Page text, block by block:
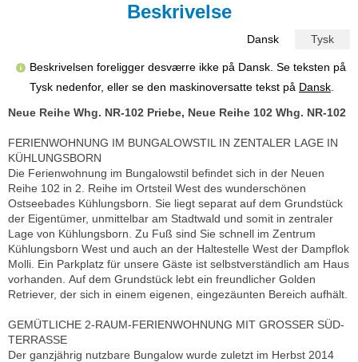
Beskrivelse
Dansk Tysk
Beskrivelsen foreligger desværre ikke på Dansk. Se teksten på
Tysk nedenfor, eller se den maskinoversatte tekst på Dansk
Neue Reihe Whg. NR-102 Priebe, Neue Reihe 102 Whg. NR-102
FERIENWOHNUNG IM BUNGALOWSTIL IN ZENTALER LAGE IN
KÜHLUNGSBORN
Die Ferienwohnung im Bungalowstil befindet sich in der Neuen
Reihe 102 in 2. Reihe im Ortsteil West des wunderschönen
Ostseebades Kühlungsborn. Sie liegt separat auf dem Grundstück
der Eigentümer, unmittelbar am Stadtwald und somit in zentraler
Lage von Kühlungsborn. Zu Fuß sind Sie schnell im Zentrum
Kühlungsborn West und auch an der Haltestelle West der Dampflok
Molli. Ein Parkplatz für unsere Gäste ist selbstverständlich am Haus
vorhanden. Auf dem Grundstück lebt ein freundlicher Golden
Retriever, der sich in einem eigenen, eingezäunten Bereich aufhält.
GEMÜTLICHE 2-RAUM-FERIENWOHNUNG MIT GROSSER SÜD-
TERRASSE
Der ganzjährig nutzbare Bungalow wurde zuletzt im Herbst 2014